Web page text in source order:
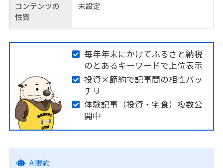
コンテンツの
性質
未設定
毎年年末にかけてふるさと納税
のとあるキーワードで上位表示
投資×節約で記事間の相性バッ
チリ
体験記事（投資・宅食）複数公
開中
AI要約